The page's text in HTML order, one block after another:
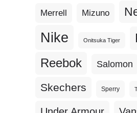
Merrell Mizuno
Nike Onitsuka Tiger
Reebok Salomon
Skechers Sperry